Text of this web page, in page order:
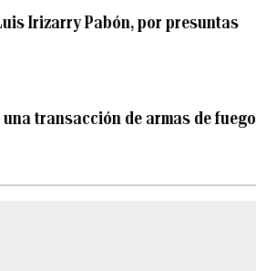
Irizarry Pabón, por presuntas
transacción de armas de fuego